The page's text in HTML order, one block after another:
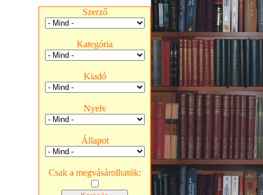
Szerző
Kategória
Kiadó
Nyelv
Állapot
Csak a megvásárolhatók: